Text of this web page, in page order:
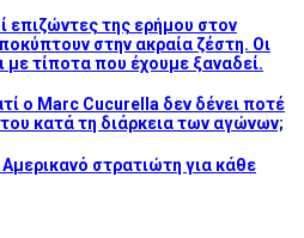
επιζώντες της ερήμου στον
στην ακραία ζέστη. Οι
με τίποτα που έχουμε ξαναδεί.
ο Marc Cucurella δεν δένει ποτέ
κατά τη διάρκεια των αγώνων;
στρατιώτη για κάθε